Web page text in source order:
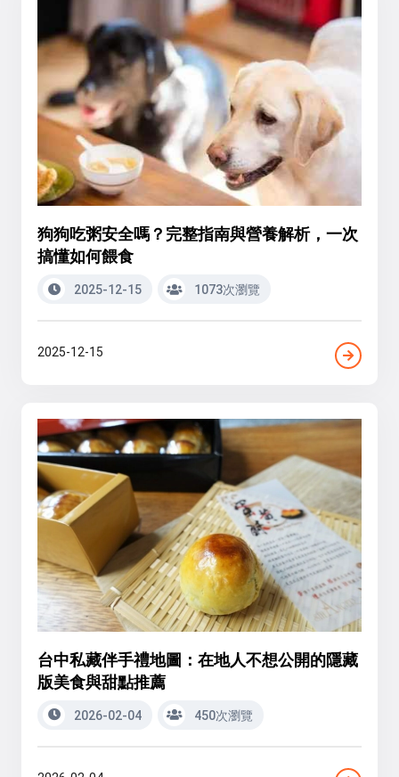
狗狗吃粥安全嗎？完整指南與營養解析，一次
搞懂如何餵食
2025-12-15 1073次瀏覽
2025-12-15
台中私藏伴手禮地圖：在地人不想公開的隱藏
版美食與甜點推薦
2026-02-04 450次瀏覽